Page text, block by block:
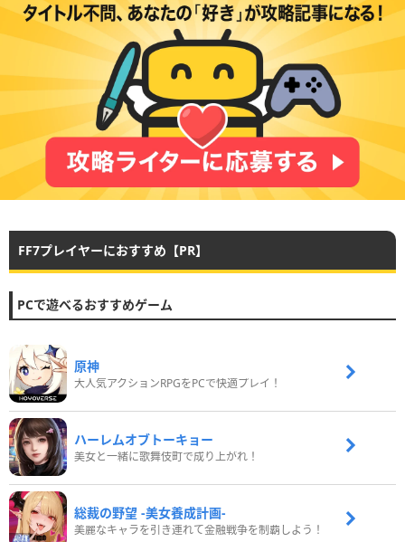
FF7プレイヤーにおすすめ【PR】
PCで遊べるおすすめゲーム
原神
大人気アクションRPGをPCで快適プレイ！
ハーレムオブトーキョー
美女と一緒に歌舞伎町で成り上がれ！
総裁の野望 -美女養成計画-
美麗なキャラを引き連れて金融戦争を制覇しよう！